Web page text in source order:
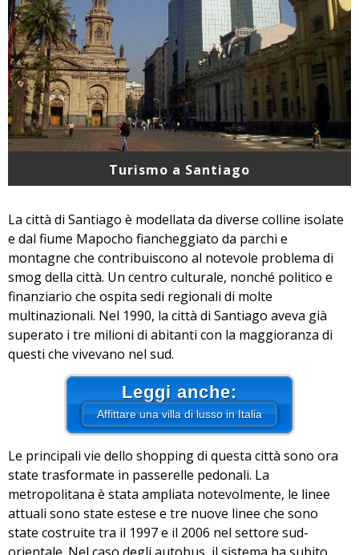
Turismo a Santiago
La città di Santiago è modellata da diverse colline isolate
e dal fiume Mapocho fiancheggiato da parchi e
montagne che contribuiscono al notevole problema di
smog della città. Un centro culturale, nonché politico e
finanziario che ospita sedi regionali di molte
multinazionali. Nel 1990, la città di Santiago aveva già
superato i tre milioni di abitanti con la maggioranza di
questi che vivevano nel sud.
Leggi anche:
Affittare una villa di lusso in Italia
Le principali vie dello shopping di questa città sono ora
state trasformate in passerelle pedonali. La
metropolitana è stata ampliata notevolmente, le linee
attuali sono state estese e tre nuove linee che sono
state costruite tra il 1997 e il 2006 nel settore sud-